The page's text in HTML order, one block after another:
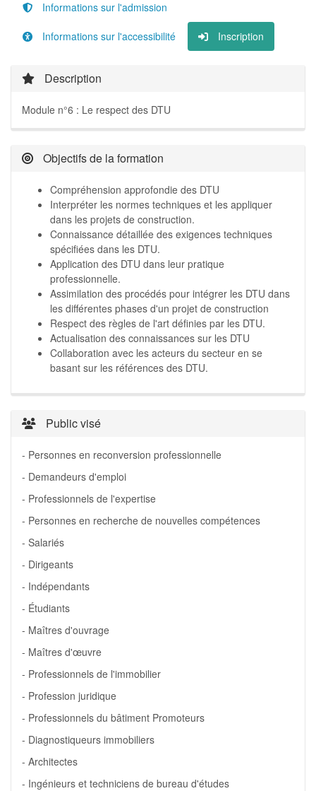
Informations sur l'admission
Informations sur l'accessibilité Inscription
Description
Module n°6 : Le respect des DTU
Objectifs de la formation
Compréhension approfondie des DTU
Interpréter les normes techniques et les appliquer
dans les projets de construction.
Connaissance détaillée des exigences techniques
spécifiées dans les DTU.
Application des DTU dans leur pratique
professionnelle.
Assimilation des procédés pour intégrer les DTU dans
les différentes phases d'un projet de construction
Respect des règles de l'art définies par les DTU.
Actualisation des connaissances sur les DTU
Collaboration avec les acteurs du secteur en se
basant sur les références des DTU.
Public visé
- Personnes en reconversion professionnelle
- Demandeurs d'emploi
- Professionnels de l'expertise
- Personnes en recherche de nouvelles compétences
- Salariés
- Dirigeants
- Indépendants
- Étudiants
- Maîtres d'ouvrage
- Maîtres d'œuvre
- Professionnels de l'immobilier
- Profession juridique
- Professionnels du bâtiment Promoteurs
- Diagnostiqueurs immobiliers
- Architectes
- Ingénieurs et techniciens de bureau d'études